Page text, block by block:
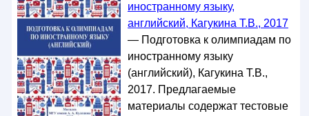
иностранному языку,
английский, Кагукина Т.В., 2017
— Подготовка к олимпиадам по
иностранному языку
(английский), Кагукина Т.В.,
2017. Предлагаемые
материалы содержат тестовые